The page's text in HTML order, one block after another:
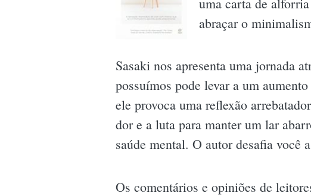
abraçar o
Sasaki nos apresenta uma jornada
possuímos pode levar a um
ele provoca uma reflexão
dor e a luta para manter um lar
saúde mental. O autor desafia você
Os comentários e opiniões de